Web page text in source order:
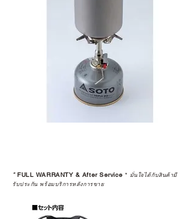
*FULL WARRANTY & After Service * มั่นใจได้กับสินค้ามี
รับประกัน พร้อมบริการหลังการขาย